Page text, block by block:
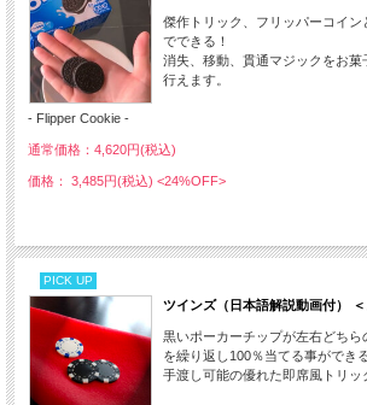
傑作トリック、フリッパーコイン
でできる！
消失、移動、貫通マジックをお菓
行えます。
- Flipper Cookie -
通常価格：4,620円(税込)
価格： 3,485円(税込) <24%OFF>
PICK UP
ツインズ（日本語解説動画付）
黒いポーカーチップが左右どちら
を繰り返し100％当てる事ができ
手渡し可能の優れた即席風トリッ